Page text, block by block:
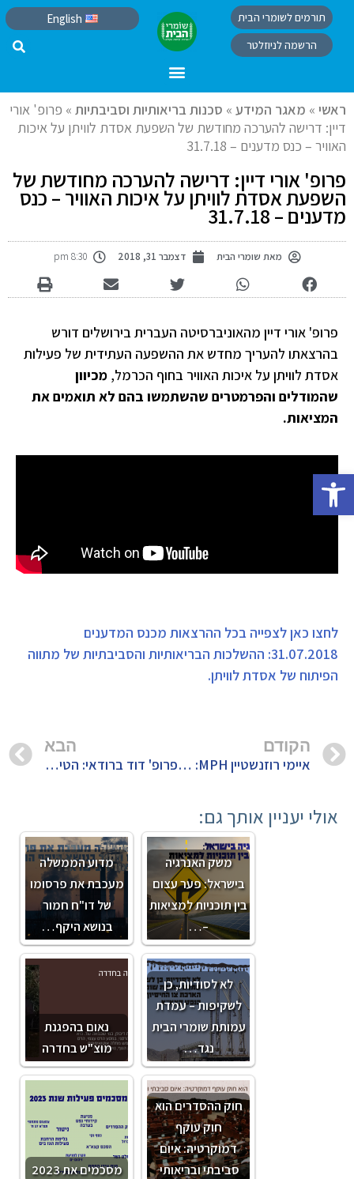
פתח סרגל נגישות
תורמים לשומרי הבית
הרשמה לניוזלטר
English
ראשי » מאגר המידע » סכנות בריאותיות וסביבתיות » פרופ' אורי
דיין: דרישה להערכה מחודשת של השפעת אסדת לוויתן על איכות
האוויר – כנס מדענים – 31.7.18
פרופ' אורי דיין: דרישה להערכה מחודשת של
השפעת אסדת לוויתן על איכות האוויר – כנס
מדענים – 31.7.18
מאת שומרי הבית דצמבר 31, 2018 8:30 pm
פרופ' אורי דיין מהאוניברסיטה העברית בירושלים דורש
בהרצאתו להעריך מחדש את ההשפעה העתידית של פעילות
אסדת לוויתן על איכות האוויר בחוף הכרמל, מכיוון
שהמודלים והפרמטרים שהשתמשו בהם לא תואמים את
המציאות.
לחצו כאן לצפייה בכל ההרצאות מכנס המדענים
31.07.2018: ההשלכות הבריאותיות והסביבתיות של מתווה
הפיתוח של אסדת לוויתן.
הקודם
איימי רוזנשטיין MPH: פרוייקט לוויתן – הסיכונים הבריאותיים מפליטות אסדות גז – מתוך כנס המדענים 31.07.2018
הבא
פרופ' דוד ברודאי: הטיפול גז באסדת לוויתן: מידול הפליטות לאטמוספירה – כנס מדענים – 31.07.2018
אולי יעניין אותך גם:
מדוע הממשלה
מעכבת את פרסומו
של דו"ח חמור
בנושא היקף…
משק האנרגיה
בישראל: פער עצום
בין תוכניות למציאות
–…
נאום בהפגנת
מוצ"ש בחדרה
לא לסודיות, כן
לשקיפות – עמדת
עמותת שומרי הבית
נגד…
מסכמים את 2023
חוק ההסדרים הוא
חוק עוקף
דמוקרטיה: איום
סביבתי ובריאותי